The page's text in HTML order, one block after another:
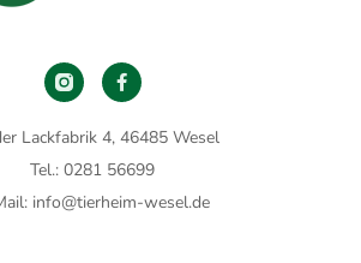
Lackfabrik 4, 46485 Wesel
Tel.: 0281 56699
info@tierheim-wesel.de